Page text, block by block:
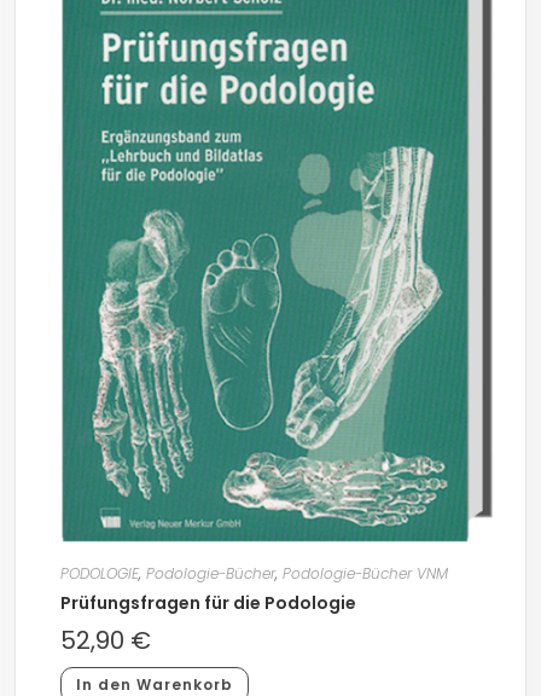
PODOLOGIE, Podologie-Bücher, Podologie-Bücher VNM
Prüfungsfragen für die Podologie
52,90 €
In den Warenkorb